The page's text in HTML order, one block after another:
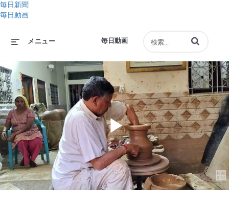
毎日新聞
毎日動画
毎日動画
メニュー 動画の検索語句
Play